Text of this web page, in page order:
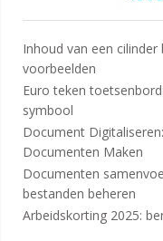
Inhoud van een
voorbeelden
Euro teken
symbool
Document
Documenten Maken
Documenten
bestanden beheren
Arbeidskorting 2025: